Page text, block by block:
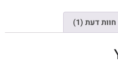
חוות דעת (1)